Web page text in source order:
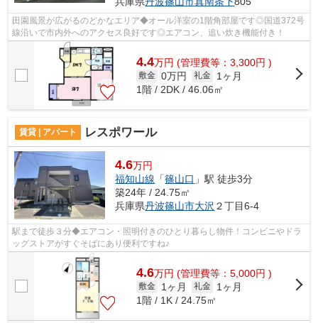
田園風景が広がるのどかなエリア◆オール洋室の1階角部屋です◎国道372号
線沿いで市内外へのアクセス良好です◎エアコン、追い炊き機能付き！
4.4万円 (管理費等：3,300円 )
敷金 0万円 礼金
1ヶ月
1階 / 2DK / 46.06㎡
賃貸 | アパート レスポワール
4.6万円
福知山線 「篠山口 」駅 徒歩3分
築24年 / 24.75㎡
兵庫県丹波篠山市大沢 ２丁目6-4
駅まで徒歩３分◆エアコン・照明付きのひとり暮らし物件！コンビニやドラ
ッグストアがすぐそばにあり便利ですね♪
4.6万円 (管理費等：5,000円 )
敷金 1ヶ月 礼金
1ヶ月
1階 / 1K / 24.75㎡